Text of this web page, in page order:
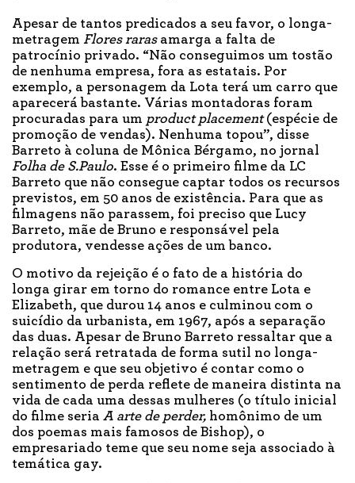
Apesar de tantos predicados a seu favor, o longa-
metragem Flores raras amarga a falta de
patrocínio privado. “Não conseguimos um tostão
de nenhuma empresa, fora as estatais. Por
exemplo, a personagem da Lota terá um carro que
aparecerá bastante. Várias montadoras foram
procuradas para um product placement(espécie de
promoção de vendas). Nenhuma topou”, disse
Barreto à coluna de Mônica Bérgamo, no jornal
Folha de S.Paulo. Esse é o primeiro filme da LC
Barreto que não consegue captar todos os recursos
previstos, em 50 anos de existência. Para que as
filmagens não parassem, foi preciso que Lucy
Barreto, mãe de Bruno e responsável pela
produtora, vendesse ações de um banco.
O motivo da rejeição é o fato de a história do
longa girar em torno do romance entre Lota e
Elizabeth, que durou 14 anos e culminou com o
suicídio da urbanista, em 1967, após a separação
das duas. Apesar de Bruno Barreto ressaltar que a
relação será retratada de forma sutil no longa-
metragem e que seu objetivo é contar como o
sentimento de perda reflete de maneira distinta na
vida de cada uma dessas mulheres (o título inicial
do filme seria A arte de perder, homônimo de um
dos poemas mais famosos de Bishop), o
empresariado teme que seu nome seja associado à
temática gay.